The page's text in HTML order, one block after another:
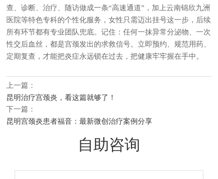
查、诊断、治疗、随访做成一条“高速通道”，加上云南锦欣九洲
医院等特色专科的个性化服务，女性只需迈出挂号这一步，后续
所有环节都有专业团队兜底。记住：任何一抹异常分泌物、一次
性交后血丝，都是宫颈发出的求救信号。立即预约、规范用药、
定期复查，才能把炎症永远锁在过去，把健康牢牢握在手中。
上一篇：
昆明治疗宫颈炎，看这篇就够了！
下一篇：
昆明宫颈炎患者福音：最新微创治疗案例分享
自助咨询